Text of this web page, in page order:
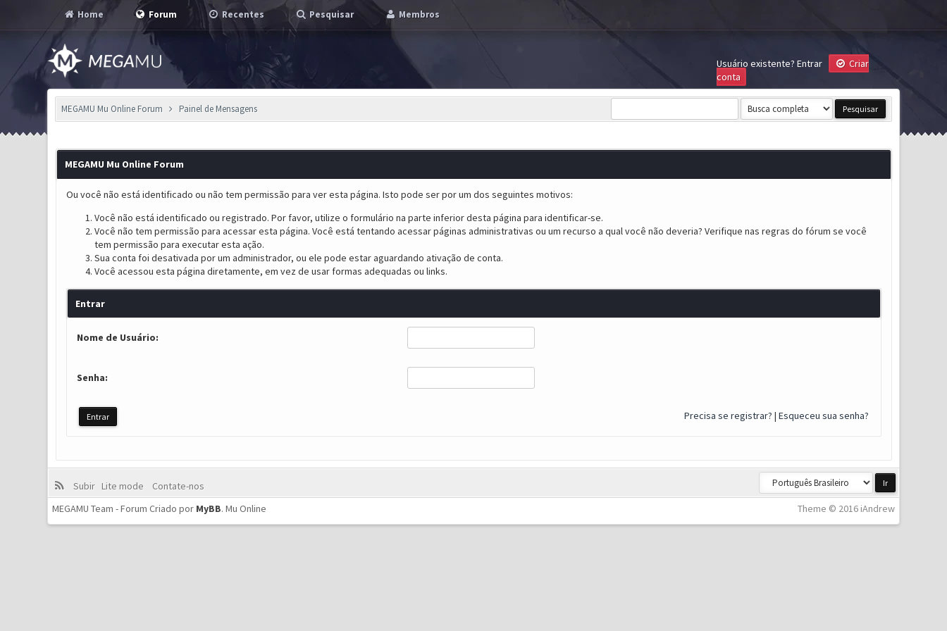
Home Forum Recentes Pesquisar Membros
Usuário existente? Entrar
Criar
conta
MEGAMU Mu Online Forum Painel de Mensagens
MEGAMU Mu Online Forum
Ou você não está identificado ou não tem permissão para ver esta página. Isto pode ser por um dos seguintes motivos:
Você não está identificado ou registrado. Por favor, utilize o formulário na parte inferior desta página para identificar-se.
Você não tem permissão para acessar esta página. Você está tentando acessar páginas administrativas ou um recurso a qual você não deveria? Verifique nas regras do fórum se você
tem permissão para executar esta ação.
Sua conta foi desativada por um administrador, ou ele pode estar aguardando ativação de conta.
Você acessou esta página diretamente, em vez de usar formas adequadas ou links.
Entrar
Nome de Usuário:
Senha:
Precisa se registrar? | Esqueceu sua senha?
Subir Lite mode
Contate-nos
Theme © 2016 iAndrew
MEGAMU Team - Forum Criado por MyBB.Mu Online